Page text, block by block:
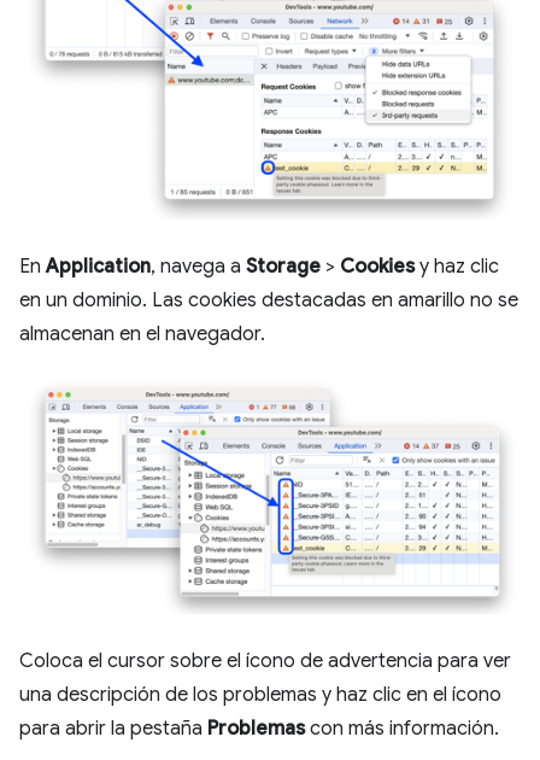
EnApplication, navega a Storage > Cookiesy haz clic
en un dominio. Las cookies destacadas en amarillo no se
almacenan en el navegador.
Coloca el cursor sobre el ícono de advertencia para ver
una descripción de los problemas y haz clic en el ícono
para abrir la pestaña Problemascon más información.